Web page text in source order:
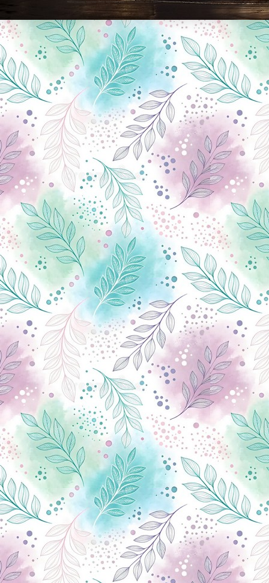
Новини Чернігова, Чернігівські новини, Чернігівський формат, новини Чернігова, події в Чернігові: політика, економіка, аналітика, культура, відеоновини, екологія, спортивний Чернігів, туризм, Чернігів